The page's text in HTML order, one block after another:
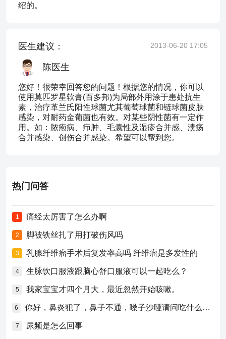
绍的。
医生建议： 2013-06-20 17:05
陈医生
您好！很荣幸回答您的问题！根据您的情况，你可以
使用莫匹罗星软膏(百多邦)为局部外用涂于患处抗生
素，治疗革兰氏阳性球菌尤其葡萄球菌和链球菌皮肤
感染，对耐药金葡菌也有效。对某些阴性菌有一定作
用。如：脓疱病、疖肿、毛囊性及湿疹合并感、溃疡
合并感染、创伤合并感染。希望可以帮到您。
热门问答
1 痛经太厉害了怎么办啊
2 脚被铁丝扎了用打破伤风吗
3 乳腺纤维瘤手术后复发率高吗 纤维瘤是多发性的
4 生脉饮口服液跟脑心舒口服液可以一起吃么？
5 我家宝宝才四个月大，最近忽然开始咳嗽。
6 你好，鼻炎犯了，鼻子不通，嗓子沙哑请问吃什么药比较好？
7 尿频是怎么回事